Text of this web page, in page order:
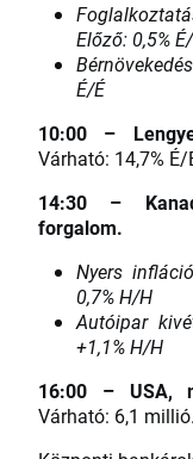
Előző: 0,5%
É/É
10:00 –
Várható: 14,7%
14:30 –
forgalom.
Nyers
0,7% H/H
Autóipar
+1,1% H/H
16:00 – USA,
Várható: 6,1